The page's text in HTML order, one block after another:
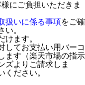
にご負担いただきま
扱いに係る事項をご確
い。
けます。
してお支払い用バーコ
ます（楽天市場の指示
ズよりご請求しま
ください。